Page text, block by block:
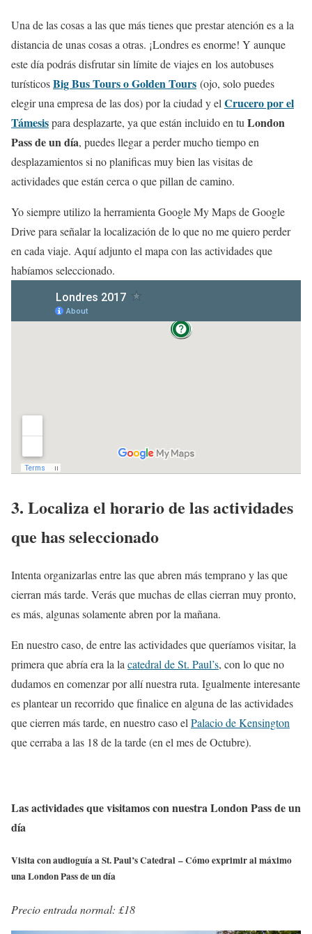
Una de las cosas a las que más tienes que prestar atención es a la
distancia de unas cosas a otras. ¡Londres es enorme! Y aunque
este día podrás disfrutar sin límite de viajes en los autobuses
turísticosBig Bus Tours o Golden Tours (ojo, solo puedes
elegir una empresa de las dos) por la ciudad y el Crucero por el
Támesispara desplazarte, ya que están incluido en tu London
Pass de un día, puedes llegar a perder mucho tiempo en
desplazamientos si no planificas muy bien las visitas de
actividades que están cerca o que pillan de camino.
Yo siempre utilizo la herramienta Google My Maps de Google
Drive para señalar la localización de lo que no me quiero perder
en cada viaje. Aquí adjunto el mapa con las actividades que
habíamos seleccionado.
3. Localiza el horario de las actividades
que has seleccionado
Intenta organizarlas entre las que abren más temprano y las que
cierran más tarde. Verás que muchas de ellas cierran muy pronto,
es más, algunas solamente abren por la mañana.
En nuestro caso, de entre las actividades que queríamos visitar, la
primera que abría era la lacatedral de St. Paul’s, con lo que no
dudamos en comenzar por allí nuestra ruta. Igualmente interesante
es plantear un recorrido que finalice en alguna de las actividades
que cierren más tarde, en nuestro caso elPalacio de Kensington
que cerraba a las 18 de la tarde (en el mes de Octubre).
Las actividades que visitamos con nuestra London Pass de un
día
Visita con audioguía a St. Paul’s Catedral – Cómo exprimir al máximo
una London Pass de un día
Precio entrada normal: £18